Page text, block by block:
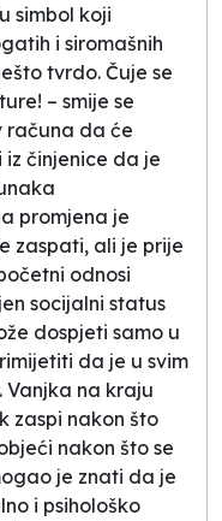
simbol koji
i siromašnih
tvrdo. Čuje se
– smije se
računa da će
činjenice da je
promjena je
zaspati, ali je prije
odnosi
socijalni status
dospjeti samo u
da je u svim
Vanjka na kraju
zaspi nakon što
nakon što se
je znati da je
i psihološko